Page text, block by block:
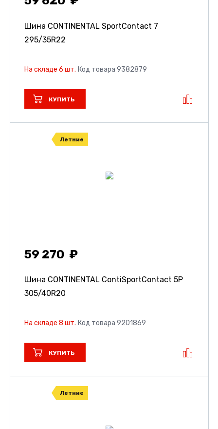
Шина CONTINENTAL SportContact 7
295/35R22
На складе 6 шт. Код товара 9382879
КУПИТЬ
Летние
59 270
Шина CONTINENTAL ContiSportContact 5P
305/40R20
На складе 8 шт. Код товара 9201869
КУПИТЬ
Летние